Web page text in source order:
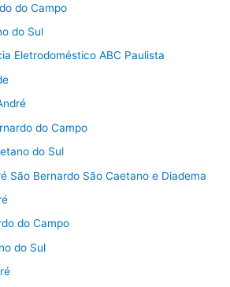
do Campo
do Sul
Eletrodoméstico ABC Paulista
do Campo
do Sul
São Bernardo São Caetano e Diadema
do Campo
do Sul